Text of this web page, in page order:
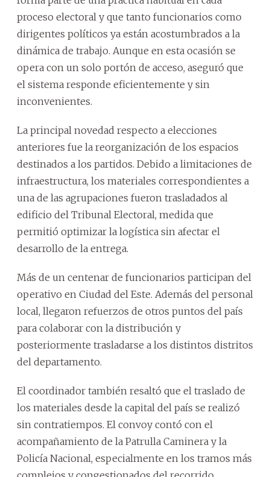
proceso electoral y que tanto funcionarios como
dirigentes políticos ya están acostumbrados a la
dinámica de trabajo. Aunque en esta ocasión se
opera con un solo portón de acceso, aseguró que
el sistema responde eficientemente y sin
inconvenientes.
La principal novedad respecto a elecciones
anteriores fue la reorganización de los espacios
destinados a los partidos. Debido a limitaciones de
infraestructura, los materiales correspondientes a
una de las agrupaciones fueron trasladados al
edificio del Tribunal Electoral, medida que
permitió optimizar la logística sin afectar el
desarrollo de la entrega.
Más de un centenar de funcionarios participan del
operativo en Ciudad del Este. Además del personal
local, llegaron refuerzos de otros puntos del país
para colaborar con la distribución y
posteriormente trasladarse a los distintos distritos
del departamento.
El coordinador también resaltó que el traslado de
los materiales desde la capital del país se realizó
sin contratiempos. El convoy contó con el
acompañamiento de la Patrulla Caminera y la
Policía Nacional, especialmente en los tramos más